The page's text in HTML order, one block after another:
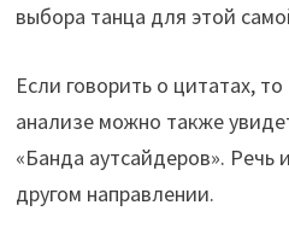
выбора танца для этой
Если говорить о цитатах,
анализе можно также
«Банда аутсайдеров». Речь
другом направлении.